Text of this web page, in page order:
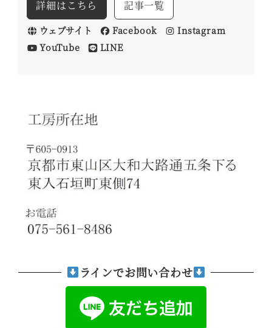
詳細はこちら
記事一覧
ウェブサイト Facebook
Instagram
YouTube
LINE
ラインでお問い合わせ